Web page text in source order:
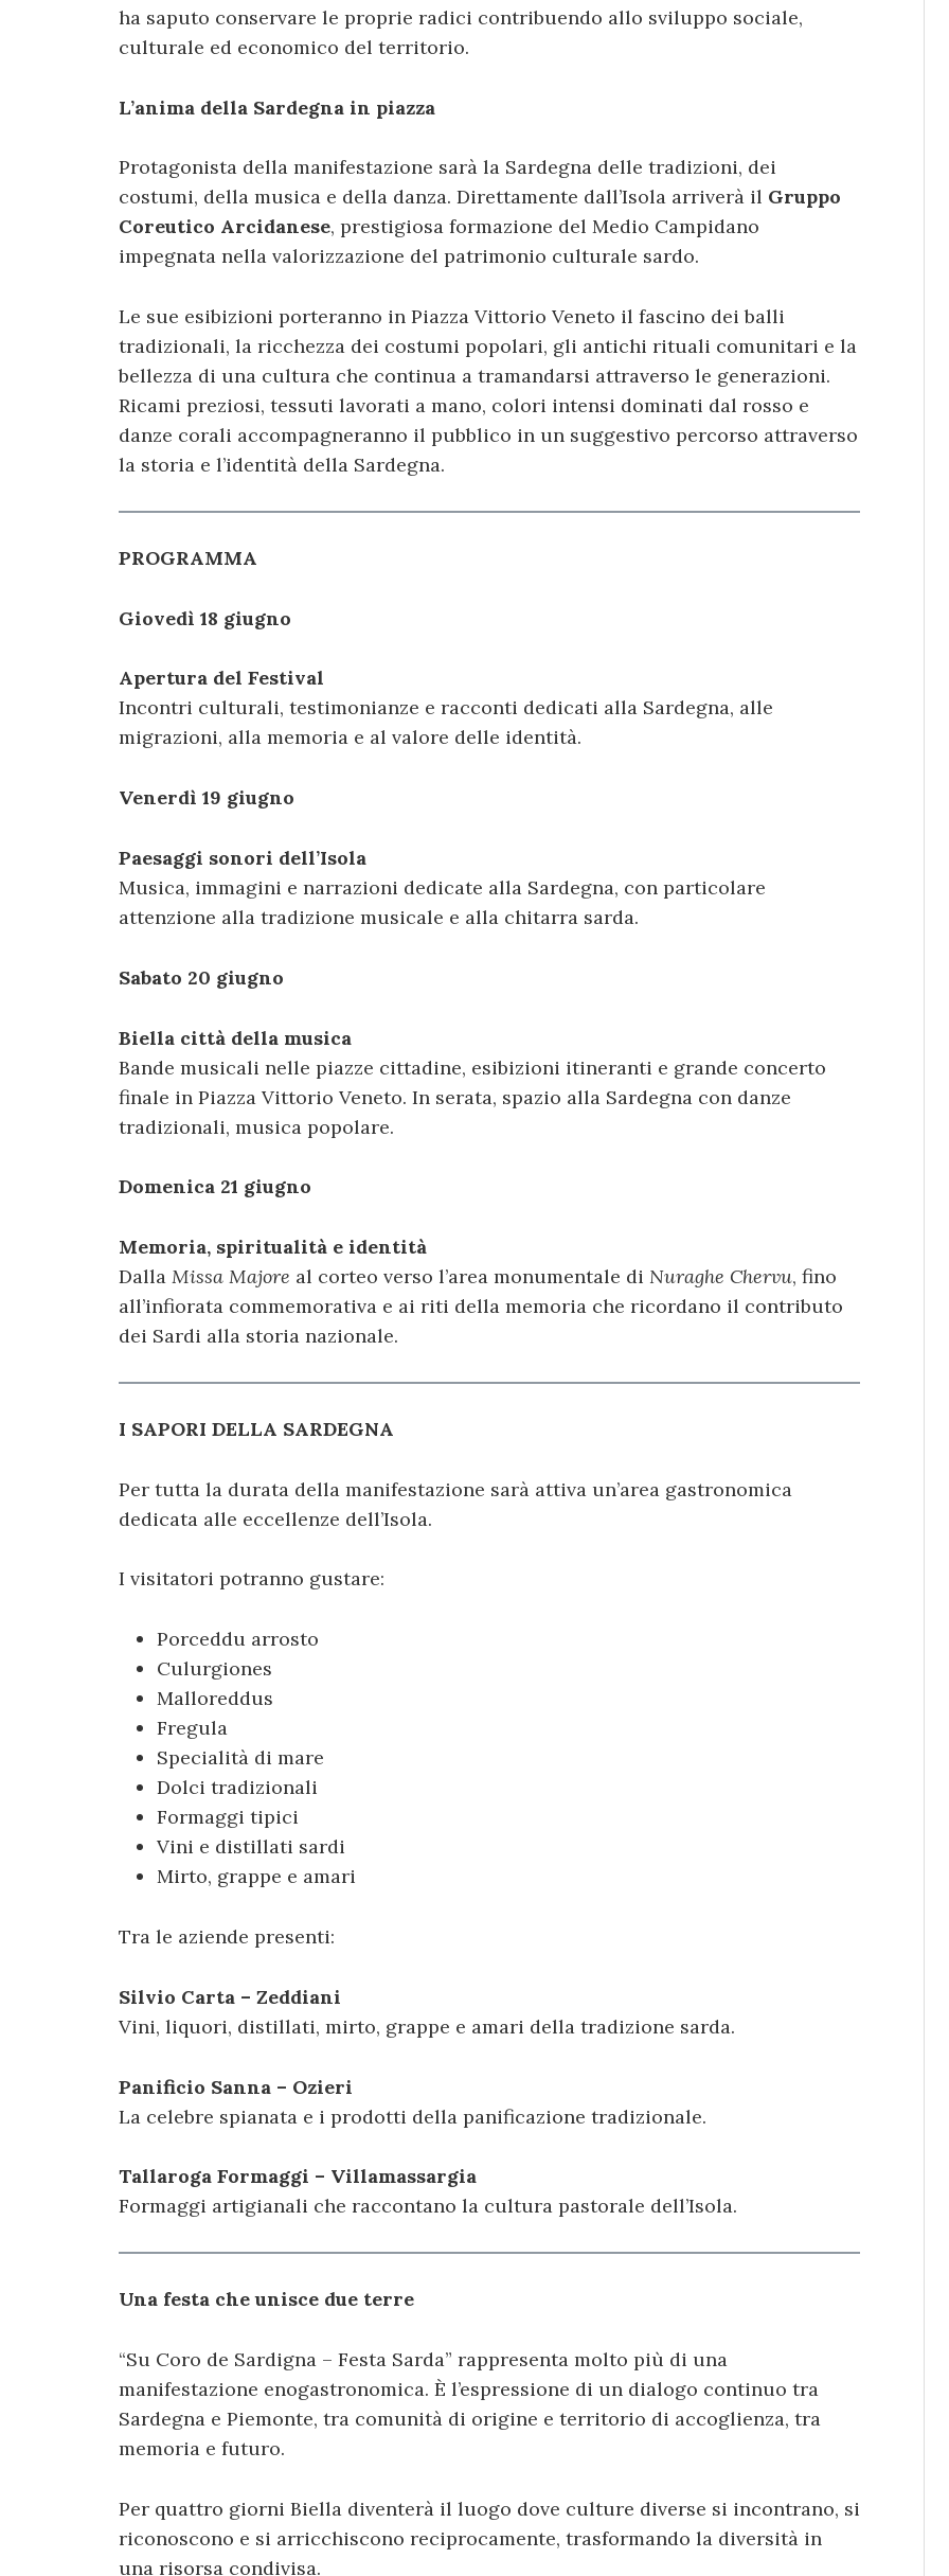
ha saputo conservare le proprie radici contribuendo allo sviluppo sociale,
culturale ed economico del territorio.
L’anima della Sardegna in piazza
Protagonista della manifestazione sarà la Sardegna delle tradizioni, dei
costumi, della musica e della danza. Direttamente dall’Isola arriverà il Gruppo
Coreutico Arcidanese, prestigiosa formazione del Medio Campidano
impegnata nella valorizzazione del patrimonio culturale sardo.
Le sue esibizioni porteranno in Piazza Vittorio Veneto il fascino dei balli
tradizionali, la ricchezza dei costumi popolari, gli antichi rituali comunitari e la
bellezza di una cultura che continua a tramandarsi attraverso le generazioni.
Ricami preziosi, tessuti lavorati a mano, colori intensi dominati dal rosso e
danze corali accompagneranno il pubblico in un suggestivo percorso attraverso
la storia e l’identità della Sardegna.
PROGRAMMA
Giovedì 18 giugno
Apertura del Festival
Incontri culturali, testimonianze e racconti dedicati alla Sardegna, alle
migrazioni, alla memoria e al valore delle identità.
Venerdì 19 giugno
Paesaggi sonori dell’Isola
Musica, immagini e narrazioni dedicate alla Sardegna, con particolare
attenzione alla tradizione musicale e alla chitarra sarda.
Sabato 20 giugno
Biella città della musica
Bande musicali nelle piazze cittadine, esibizioni itineranti e grande concerto
finale in Piazza Vittorio Veneto. In serata, spazio alla Sardegna con danze
tradizionali, musica popolare.
Domenica 21 giugno
Memoria, spiritualità e identità
Dalla Missa Majore al corteo verso l’area monumentale di Nuraghe Chervu, fino
all’infiorata commemorativa e ai riti della memoria che ricordano il contributo
dei Sardi alla storia nazionale.
I SAPORI DELLA SARDEGNA
Per tutta la durata della manifestazione sarà attiva un’area gastronomica
dedicata alle eccellenze dell’Isola.
I visitatori potranno gustare:
Porceddu arrosto
Culurgiones
Malloreddus
Fregula
Specialità di mare
Dolci tradizionali
Formaggi tipici
Vini e distillati sardi
Mirto, grappe e amari
Tra le aziende presenti:
Silvio Carta – Zeddiani
Vini, liquori, distillati, mirto, grappe e amari della tradizione sarda.
Panificio Sanna – Ozieri
La celebre spianata e i prodotti della panificazione tradizionale.
Tallaroga Formaggi – Villamassargia
Formaggi artigianali che raccontano la cultura pastorale dell’Isola.
Una festa che unisce due terre
“Su Coro de Sardigna – Festa Sarda” rappresenta molto più di una
manifestazione enogastronomica. È l’espressione di un dialogo continuo tra
Sardegna e Piemonte, tra comunità di origine e territorio di accoglienza, tra
memoria e futuro.
Per quattro giorni Biella diventerà il luogo dove culture diverse si incontrano, si
riconoscono e si arricchiscono reciprocamente, trasformando la diversità in
una risorsa condivisa.